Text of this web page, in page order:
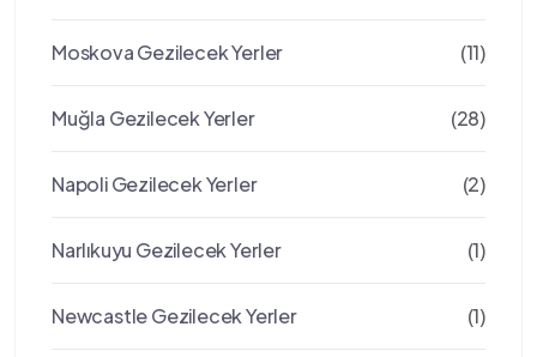
Moskova Gezilecek Yerler (11)
Muğla Gezilecek Yerler (28)
Napoli Gezilecek Yerler (2)
Narlıkuyu Gezilecek Yerler (1)
Newcastle Gezilecek Yerler (1)